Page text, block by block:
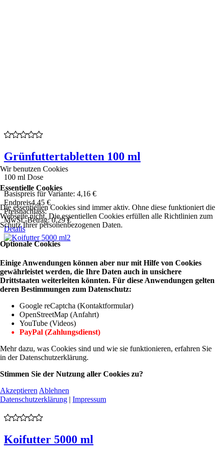
Grünfuttertabletten 100 ml
100 ml Dose
Basispreis für Variante: 4,16 €
Endpreis4,45 €
Preisnachlass:
MwSt.-Betrag:0,29 €
Details
Koifutter 5000 ml
Wir benutzen Cookies
Essentielle Cookies
Die essentiellen Cookies sind immer aktiv. Ohne diese funktioniert die
Webseite nicht. Die essentiellen Cookies erfüllen alle Richtlinien zum
Schutz Ihrer personenbezogenen Daten.
Optionale Cookies
Einige Anwendungen können aber nur mit Hilfe von Cookies
gewährleistet werden, die Ihre Daten auch in unsichere
Drittstaaten weiterleiten könnten. Für diese Anwendungen gelten
deren Bestimmungen zum Datenschutz:
Google reCaptcha (Kontaktformular)
OpenStreetMap (Anfahrt)
YouTube (Videos)
PayPal (Zahlungsdienst)
Mehr dazu, was Cookies sind und wie sie funktionieren, erfahren Sie
in der Datenschutzerklärung.
Stimmen Sie der Nutzung aller Cookies zu?
Akzeptieren Ablehnen
Datenschutzerklärung | Impressum